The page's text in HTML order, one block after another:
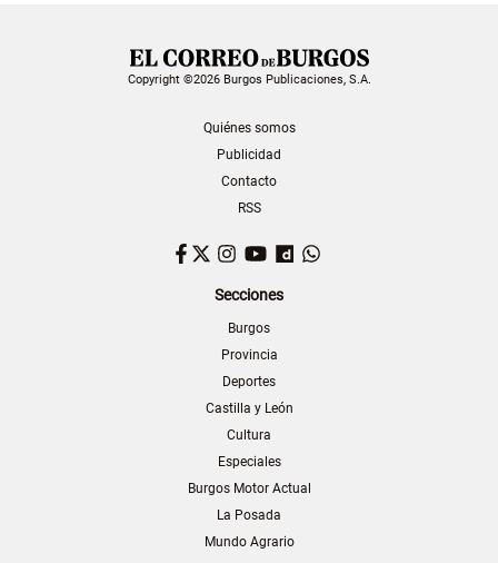
Copyright ©2026 Burgos Publicaciones, S.A.
Quiénes somos
Publicidad
Contacto
RSS
Facebook
TwitterInstagram
YouTubeDailymotion
Secciones
Burgos
Provincia
Deportes
Castilla y León
Cultura
Especiales
Burgos Motor Actual
La Posada
Mundo Agrario